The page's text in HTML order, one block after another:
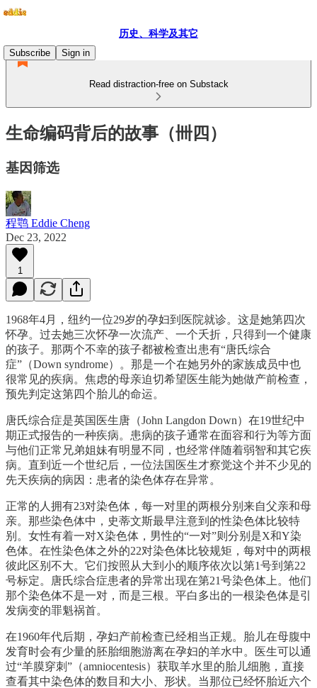
历史、科学及其它
Subscribe
Sign in
Read distraction-free on Substack
生命编码背后的故事（卌四）
基因筛选
程鹗 Eddie Cheng
Dec 23, 2022
1
1968年4月，纽约一位29岁的孕妇到医院就诊。这是她第四次
怀孕。过去她三次怀孕一次流产、一个夭折，只得到一个健康
的孩子。那两个不幸的孩子都被检查出患有“唐氏综合
症”（Down syndrome）。那是一个在她另外的家族成员中也
很常见的疾病。焦虑的母亲迫切希望医生能为她做产前检查，
预先判定这第四个胎儿的命运。
唐氏综合症是英国医生唐（John Langdon Down）在19世纪中
期正式报告的一种疾病。患病的孩子通常在面容和行为等方面
与他们正常兄弟姐妹有明显不同，也经常伴随着弱智和其它疾
病。直到近一个世纪后，一位法国医生才察觉这个并不少见的
先天疾病的病因：患者的染色体存在异常。
正常的人拥有23对染色体，每一对里的两根分别来自父亲和母
亲。那些染色体中，史蒂文斯最早注意到的性染色体比较特
别。女性有着一对X染色体，男性的“一对”则分别是X和Y染
色体。在性染色体之外的22对染色体比较规矩，每对中的两根
彼此区别不大。它们按照从大到小的顺序依次以第1号到第22
号标定。唐氏综合症患者的异常出现在第21号染色体上。他们
那个染色体不是一对，而是三根。平白多出的一根染色体是引
发病变的罪魁祸首。
在1960年代后期，孕妇产前检查已经相当正规。胎儿在母腹中
发育时会有少量的胚胎细胞游离在孕妇的羊水中。医生可以通
过“羊膜穿刺”（amniocentesis）获取羊水里的胎儿细胞，直接
查看其中染色体的数目和大小、形状。当那位已经怀胎近六个